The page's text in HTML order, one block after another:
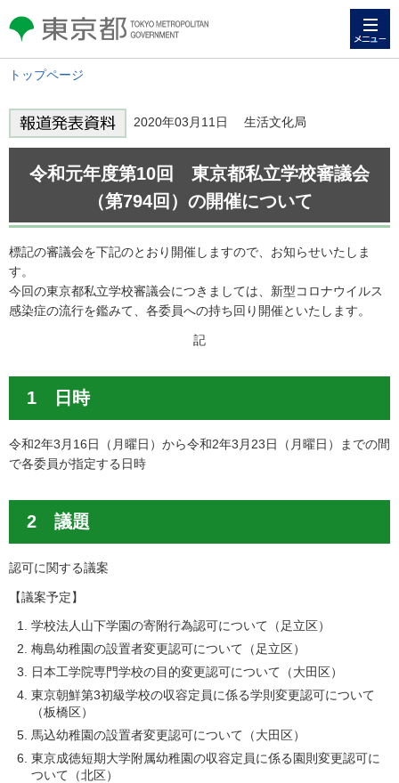
東京都 TOKYO METROPOLITAN
GOVERNMENT
トップページ
2020年03月11日 生活文化局
令和元年度第10回 東京都私立学校審議会
（第794回）の開催について
標記の審議会を下記のとおり開催しますので、お知らせいたしま
す。
今回の東京都私立学校審議会につきましては、新型コロナウイルス
感染症の流行を鑑みて、各委員への持ち回り開催といたします。
記
1 日時
令和2年3月16日（月曜日）から令和2年3月23日（月曜日）までの間
で各委員が指定する日時
2 議題
認可に関する議案
【議案予定】
学校法人山下学園の寄附行為認可について（足立区）
梅島幼稚園の設置者変更認可について（足立区）
日本工学院専門学校の目的変更認可について（大田区）
東京朝鮮第3初級学校の収容定員に係る学則変更認可について
（板橋区）
馬込幼稚園の設置者変更認可について（大田区）
東京成徳短期大学附属幼稚園の収容定員に係る園則変更認可に
ついて（北区）